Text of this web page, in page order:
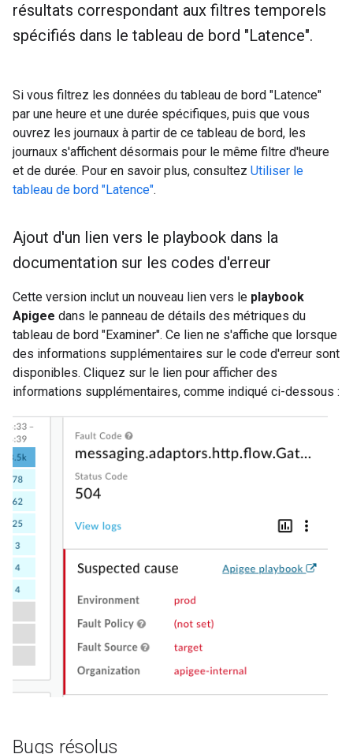
résultats correspondant aux filtres temporels
spécifiés dans le tableau de bord "Latence".
Si vous filtrez les données du tableau de bord "Latence"
par une heure et une durée spécifiques, puis que vous
ouvrez les journaux à partir de ce tableau de bord, les
journaux s'affichent désormais pour le même filtre d'heure
et de durée. Pour en savoir plus, consultez Utiliser le
tableau de bord "Latence".
Ajout d'un lien vers le playbook dans la
documentation sur les codes d'erreur
Cette version inclut un nouveau lien vers le playbook
Apigee dans le panneau de détails des métriques du
tableau de bord "Examiner". Ce lien ne s'affiche que lorsque
des informations supplémentaires sur le code d'erreur sont
disponibles. Cliquez sur le lien pour afficher des
informations supplémentaires, comme indiqué ci-dessous :
Bugs résolus